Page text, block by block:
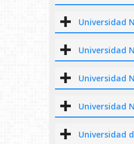
Universidad
Universidad